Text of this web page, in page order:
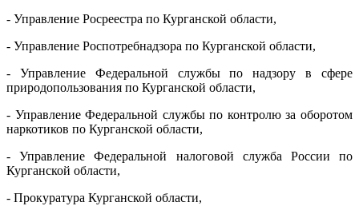
- Управление Росреестра по Курганской области,
- Управление Роспотребнадзора по Курганской области,
- Управление Федеральной службы по надзору в сфере
природопользования по Курганской области,
- Управление Федеральной службы по контролю за оборотом
наркотиков по Курганской области,
- Управление Федеральной налоговой служба России по
Курганской области,
- Прокуратура Курганской области,